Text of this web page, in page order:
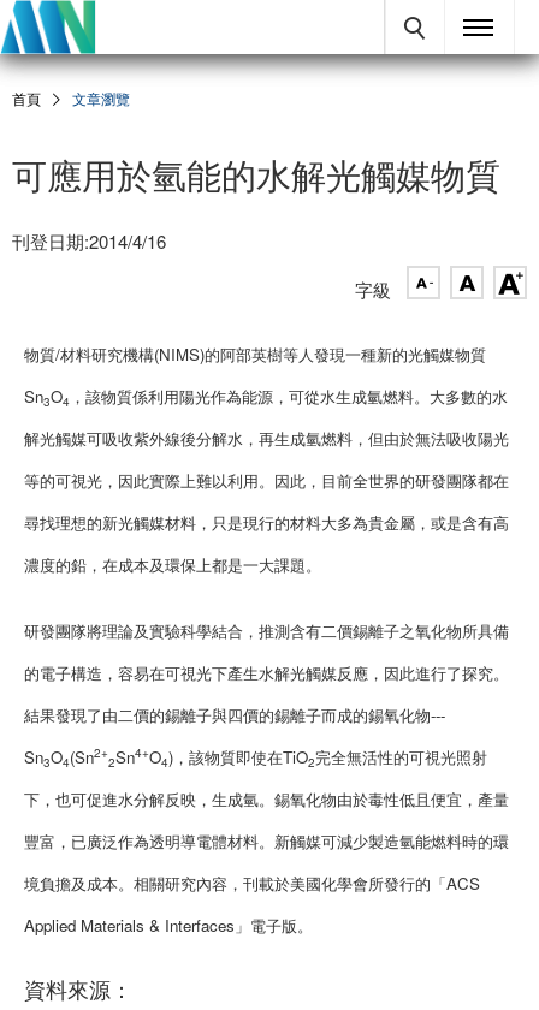
首頁 文章瀏覽
可應用於氫能的水解光觸媒物質
刊登日期:2014/4/16
字級
物質/材料研究機構(NIMS)的阿部英樹等人發現一種新的光觸媒物質
Sn3O4 ，該物質係利用陽光作為能源，可從水生成氫燃料。大多數的水
解光觸媒可吸收紫外線後分解水，再生成氫燃料，但由於無法吸收陽光
等的可視光，因此實際上難以利用。因此，目前全世界的研發團隊都在
尋找理想的新光觸媒材料，只是現行的材料大多為貴金屬，或是含有高
濃度的鉛，在成本及環保上都是一大課題。
研發團隊將理論及實驗科學結合，推測含有二價錫離子之氧化物所具備
的電子構造，容易在可視光下產生水解光觸媒反應，因此進行了探究。
結果發現了由二價的錫離子與四價的錫離子而成的錫氧化物---
Sn3O4(Sn2+
2Sn4+O4)，該物質即使在TiO2完全無活性的可視光照射
下，也可促進水分解反映，生成氫。錫氧化物由於毒性低且便宜，產量
豐富，已廣泛作為透明導電體材料。新觸媒可減少製造氫能燃料時的環
境負擔及成本。相關研究內容，刊載於美國化學會所發行的「ACS
Applied Materials & Interfaces」電子版。
資料來源：